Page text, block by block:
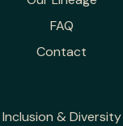
FAQ
Contact
Inclusion & Diversity